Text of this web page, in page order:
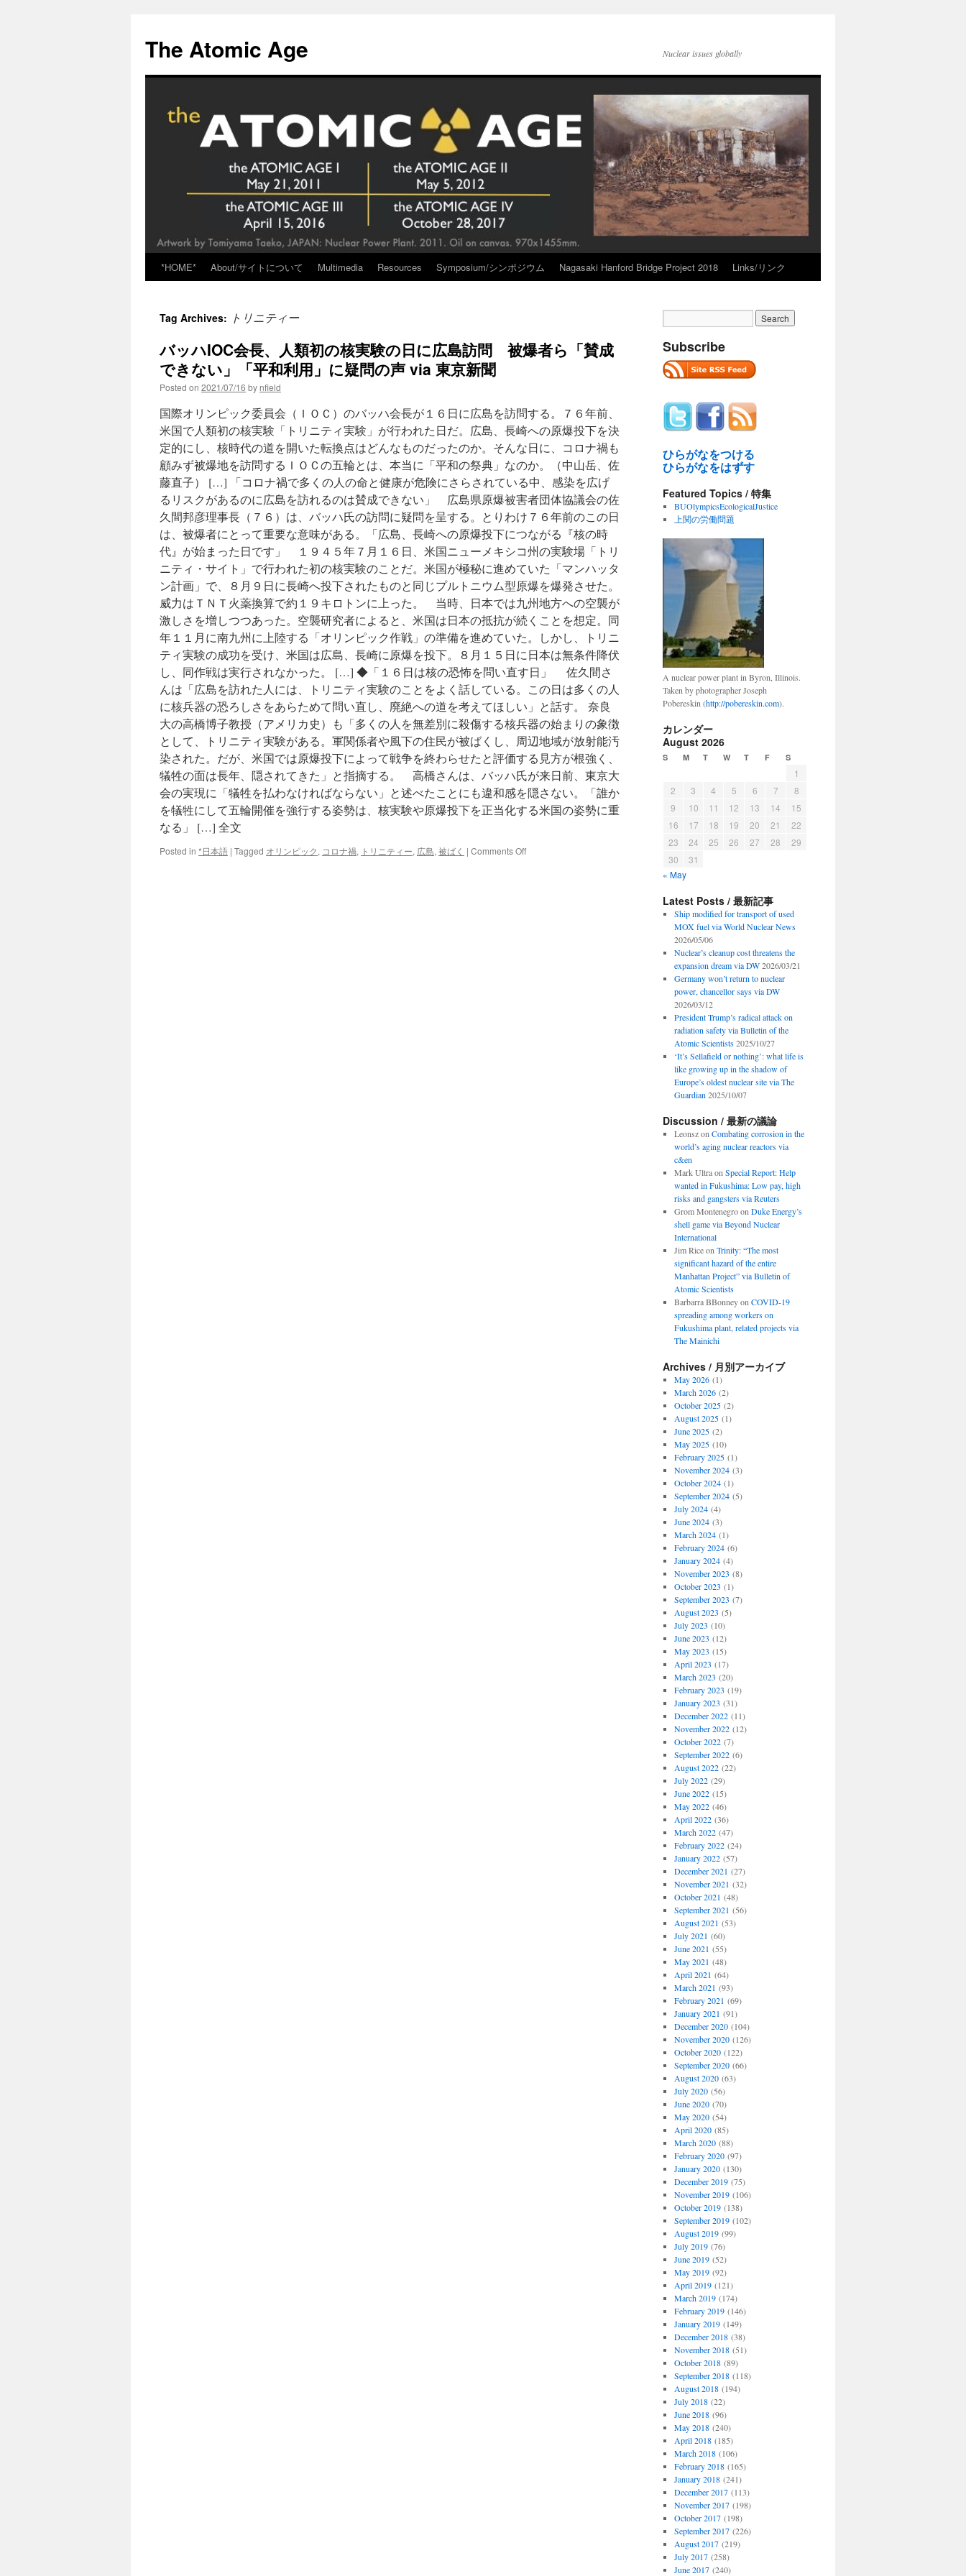
content
The Atomic Age Nuclear issues globally
*HOME* About/サイトについて Multimedia Resources Symposium/シンポジウム Nagasaki Hanford Bridge Project 2018 Links/リンク
Tag Archives: トリニティー
バッハIOC会長、人類初の核実験の日に広島訪問 被爆者ら「賛成
できない」「平和利用」に疑問の声 via 東京新聞
Posted on 2021/07/16 by nfield
国際オリンピック委員会（ＩＯＣ）のバッハ会長が１６日に広島を訪問する。７６年前、
米国で人類初の核実験「トリニティ実験」が行われた日だ。広島、長崎への原爆投下を決
定的にし、核時代の道を開いた転換点はどんなものだったのか。そんな日に、コロナ禍も
顧みず被爆地を訪問するＩＯＣの五輪とは、本当に「平和の祭典」なのか。（中山岳、佐
藤直子） […] 「コロナ禍で多くの人の命と健康が危険にさらされている中、感染を広げ
るリスクがあるのに広島を訪れるのは賛成できない」 広島県原爆被害者団体協議会の佐
久間邦彦理事長（７６）は、バッハ氏の訪問に疑問を呈する。とりわけ７６年前のこの日
は、被爆者にとって重要な意味がある。「広島、長崎への原爆投下につながる『核の時
代』が始まった日です」 １９４５年７月１６日、米国ニューメキシコ州の実験場「トリ
ニティ・サイト」で行われた初の核実験のことだ。米国が極秘に進めていた「マンハッタ
ン計画」で、８月９日に長崎へ投下されたものと同じプルトニウム型原爆を爆発させた。
威力はＴＮＴ火薬換算で約１９キロトンに上った。 当時、日本では九州地方への空襲が
激しさを増しつつあった。空襲研究者によると、米国は日本の抵抗が続くことを想定。同
年１１月に南九州に上陸する「オリンピック作戦」の準備を進めていた。しかし、トリニ
ティ実験の成功を受け、米国は広島、長崎に原爆を投下。８月１５日に日本は無条件降伏
し、同作戦は実行されなかった。 […] ◆「１６日は核の恐怖を問い直す日」 佐久間さ
んは「広島を訪れた人には、トリニティ実験のことをよく話している。この日は多くの人
に核兵器の恐ろしさをあらためて問い直し、廃絶への道を考えてほしい」と話す。 奈良
大の高橋博子教授（アメリカ史）も「多くの人を無差別に殺傷する核兵器の始まりの象徴
として、トリニティ実験がある。軍関係者や風下の住民が被ばくし、周辺地域が放射能汚
染された。だが、米国では原爆投下によって戦争を終わらせたと評価する見方が根強く、
犠牲の面は長年、隠されてきた」と指摘する。 高橋さんは、バッハ氏が来日前、東京大
会の実現に「犠牲を払わなければならない」と述べたことにも違和感を隠さない。「誰か
を犠牲にして五輪開催を強行する姿勢は、核実験や原爆投下を正当化する米国の姿勢に重
なる」 […] 全文
Posted in *日本語 | Tagged オリンピック, コロナ禍, トリニティー, 広島, 被ばく | Comments Offon
Subscribe
ひらがなをつける
ひらがなをはずす
Featured Topics / 特集
BUOlympicsEcologicalJustice
上関の労働問題
A nuclear power plant in Byron, Illinois.
Taken by photographer Joseph
Pobereskin (http://pobereskin.com).
カレンダー
August 2026
S M T W T F S
1
2
3 4 5 6 7
8
9
10 11 12 13 14
15
16
17 18 19 20 21
22
23
24 25 26 27 28
29
30
31
« May
Latest Posts / 最新記事
Ship modified for transport of used
MOX fuel via World Nuclear News
2026/05/06
Nuclear’s cleanup cost threatens the
expansion dream via DW 2026/03/21
Germany won’t return to nuclear
power, chancellor says via DW
2026/03/12
President Trump’s radical attack on
radiation safety via Bulletin of the
Atomic Scientists 2025/10/27
‘It’s Sellafield or nothing’: what life is
like growing up in the shadow of
Europe’s oldest nuclear site via The
Guardian 2025/10/07
Discussion / 最新の議論
Leonszon Combating corrosion in the
world’s aging nuclear reactors via
c&en
Mark Ultraon Special Report: Help
wanted in Fukushima: Low pay, high
risks and gangsters via Reuters
Grom Montenegroon Duke Energy’s
shell game via Beyond Nuclear
International
Jim Riceon Trinity: “The most
significant hazard of the entire
Manhattan Project” via Bulletin of
Atomic Scientists
Barbarra BBonneyon COVID-19
spreading among workers on
Fukushima plant, related projects via
The Mainichi
Archives / 月別アーカイブ
May 2026(1)
March 2026(2)
October 2025(2)
August 2025(1)
June 2025(2)
May 2025(10)
February 2025(1)
November 2024(3)
October 2024(1)
September 2024(5)
July 2024(4)
June 2024(3)
March 2024(1)
February 2024(6)
January 2024(4)
November 2023 (8)
October 2023 (1)
September 2023 (7)
August 2023 (5)
July 2023 (10)
June 2023 (12)
May 2023 (15)
April 2023 (17)
March 2023 (20)
February 2023 (19)
January 2023 (31)
December 2022(11)
November 2022(12)
October 2022(7)
September 2022(6)
August 2022(22)
July 2022(29)
June 2022(15)
May 2022(46)
April 2022(36)
March 2022(47)
February 2022(24)
January 2022(57)
December 2021 (27)
November 2021 (32)
October 2021 (48)
September 2021 (56)
August 2021 (53)
July 2021 (60)
June 2021 (55)
May 2021 (48)
April 2021 (64)
March 2021 (93)
February 2021 (69)
January 2021 (91)
December 2020(104)
November 2020(126)
October 2020(122)
September 2020(66)
August 2020(63)
July 2020(56)
June 2020(70)
May 2020(54)
April 2020(85)
March 2020(88)
February 2020(97)
January 2020(130)
December 2019(75)
November 2019(106)
October 2019(138)
September 2019(102)
August 2019(99)
July 2019(76)
June 2019(52)
May 2019(92)
April 2019(121)
March 2019(174)
February 2019(146)
January 2019(149)
December 2018(38)
November 2018(51)
October 2018(89)
September 2018(118)
August 2018(194)
July 2018(22)
June 2018(96)
May 2018(240)
April 2018(185)
March 2018(106)
February 2018(165)
January 2018(241)
December 2017(113)
November 2017(198)
October 2017(198)
September 2017(226)
August 2017(219)
July 2017(258)
June 2017(240)